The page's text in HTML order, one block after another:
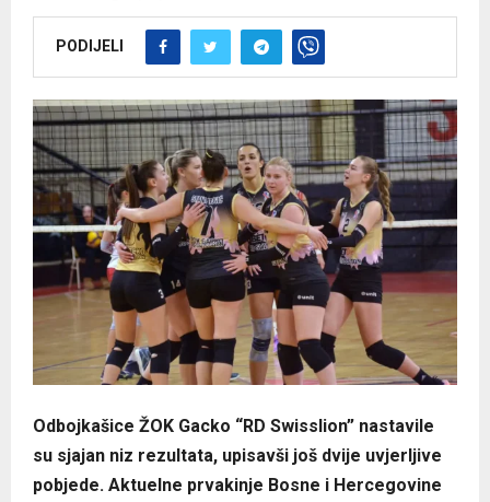
PODIJELI
Odbojkašice ŽOK Gacko “RD Swisslion” nastavile
su sjajan niz rezultata, upisavši još dvije uvjerljive
pobjede. Aktuelne prvakinje Bosne i Hercegovine